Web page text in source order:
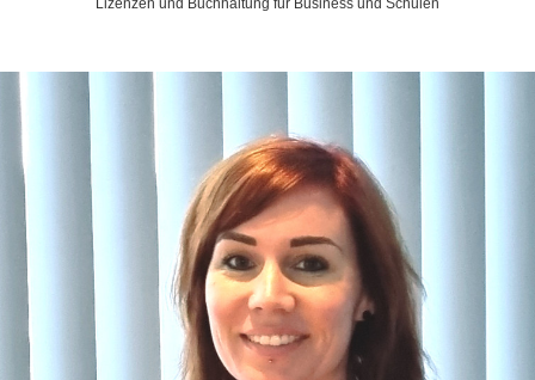
Lizenzen und Buchhaltung für Business und Schulen